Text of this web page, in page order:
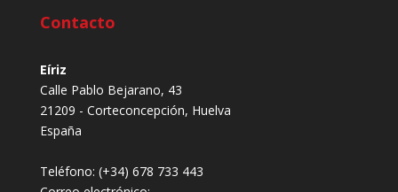
Contacto
Eíriz
Calle Pablo Bejarano, 43
21209 - Corteconcepción, Huelva
España
Teléfono: (+34) 678 733 443